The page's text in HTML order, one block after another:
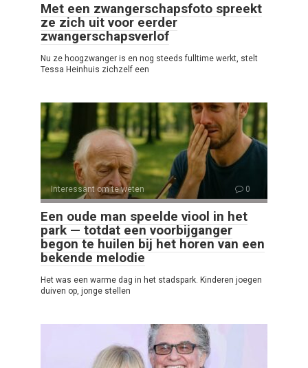
Met een zwangerschapsfoto spreekt
ze zich uit voor eerder
zwangerschapsverlof
Nu ze hoogzwanger is en nog steeds fulltime werkt, stelt
Tessa Heinhuis zichzelf een
Interessant om te weten 0
Een oude man speelde viool in het
park — totdat een voorbijganger
begon te huilen bij het horen van een
bekende melodie
Het was een warme dag in het stadspark. Kinderen joegen
duiven op, jonge stellen